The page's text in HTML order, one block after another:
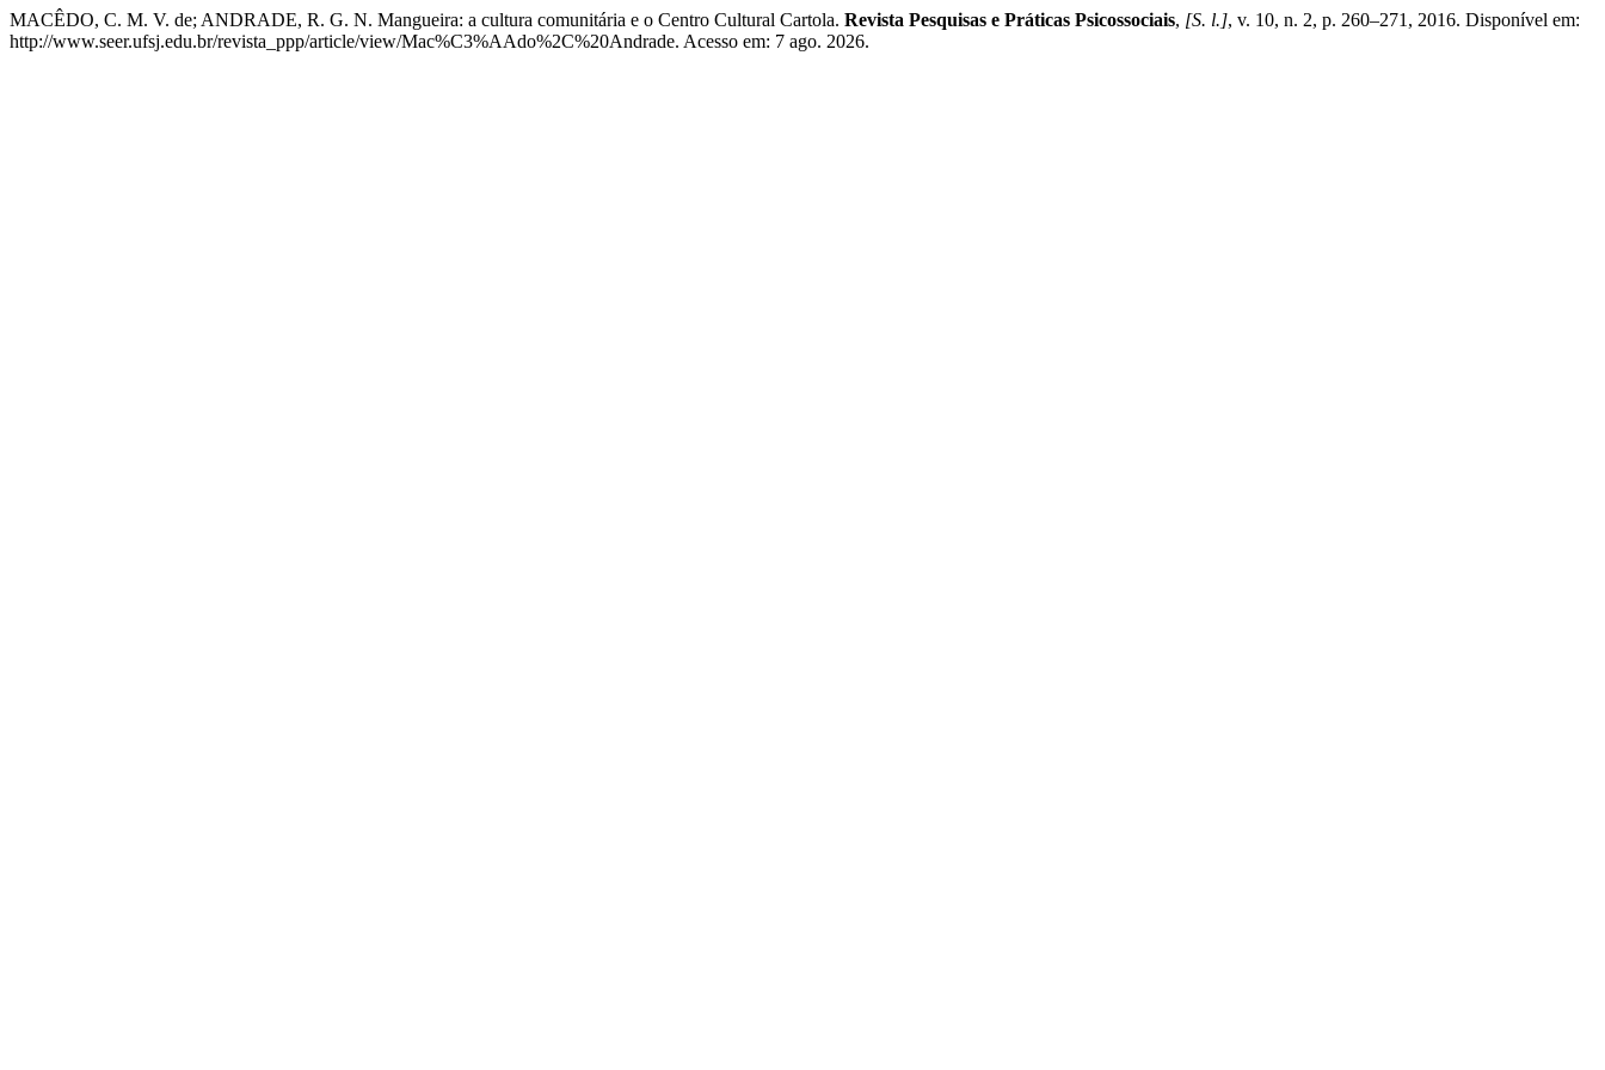
MACÊDO, C. M. V. de; ANDRADE, R. G. N. Mangueira: a cultura comunitária e o Centro Cultural Cartola. Revista Pesquisas e Práticas Psicossociais, [S. l.], v. 10, n. 2, p. 260–271, 2016. Disponível em:
http://www.seer.ufsj.edu.br/revista_ppp/article/view/Mac%C3%AAdo%2C%20Andrade. Acesso em: 7 ago. 2026.